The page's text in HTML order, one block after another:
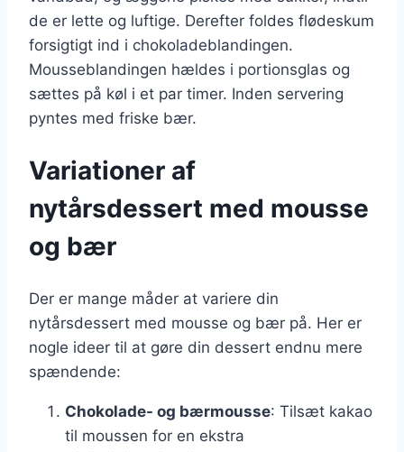
de er lette og luftige. Derefter foldes flødeskum
forsigtigt ind i chokoladeblandingen.
Mousseblandingen hældes i portionsglas og
sættes på køl i et par timer. Inden servering
pyntes med friske bær.
Variationer af
nytårsdessert med mousse
og bær
Der er mange måder at variere din
nytårsdessert med mousse og bær på. Her er
nogle ideer til at gøre din dessert endnu mere
spændende:
Chokolade- og bærmousse: Tilsæt kakao
til moussen for en ekstra